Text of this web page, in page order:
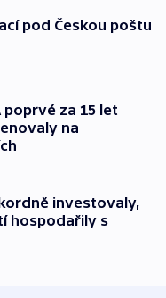
pod Českou poštu
poprvé za 15 let
na
investovaly,
hospodařily s